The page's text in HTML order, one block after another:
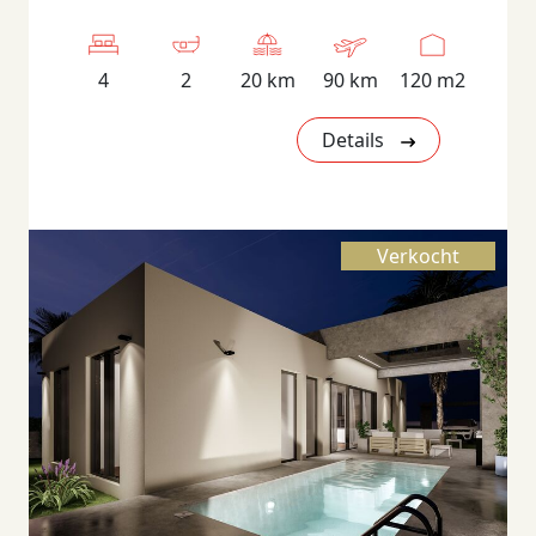
4 2 20 km 90 km 120 m2
Details
Verkocht